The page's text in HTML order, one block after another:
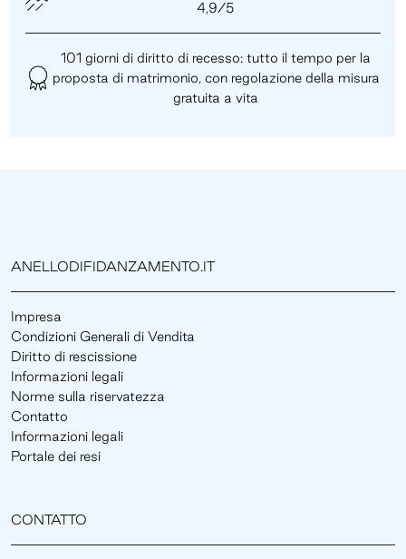
4,9/5
101 giorni di diritto di recesso: tutto il tempo per la
proposta di matrimonio, con regolazione della misura
gratuita a vita
ANELLODIFIDANZAMENTO.IT
Impresa
Condizioni Generali di Vendita
Diritto di rescissione
Informazioni legali
Norme sulla riservatezza
Contatto
Informazioni legali
Portale dei resi
CONTATTO